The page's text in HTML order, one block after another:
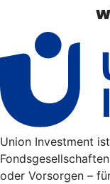
Union Investment
oder Vorsorgen –